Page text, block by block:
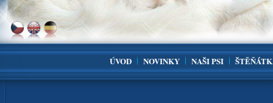
ÚVOD NOVINKY NAŠI PSI